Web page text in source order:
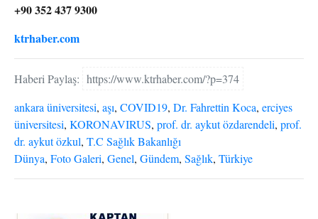
+90 352 437 9300
ktrhaber.com
Haberi Paylaş: https://www.ktrhaber.com/?p=374
ankara üniversitesi, aşı, COVID19, Dr. Fahrettin Koca, erciyes
üniversitesi, KORONAVIRUS, prof. dr. aykut özdarendeli, prof.
dr. aykut özkul, T.C Sağlık Bakanlığı
Dünya, Foto Galeri, Genel, Gündem, Sağlık, Türkiye